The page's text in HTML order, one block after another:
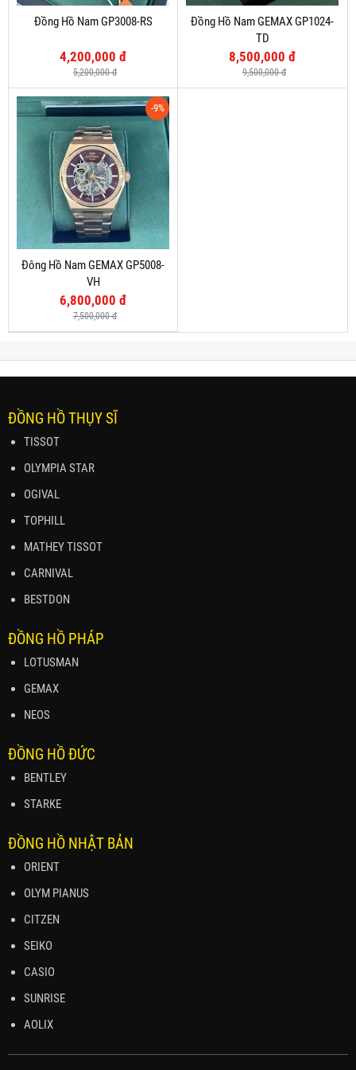
Đồng Hồ Nam GP3008-RS
4,200,000 đ
5,200,000 đ
Đồng Hồ Nam GEMAX GP1024-
TD
8,500,000 đ
9,500,000 đ
-9%
Đông Hồ Nam GEMAX GP5008-
VH
6,800,000 đ
7,500,000 đ
ĐỒNG HỒ THỤY SĨ
TISSOT
OLYMPIA STAR
OGIVAL
TOPHILL
MATHEY TISSOT
CARNIVAL
BESTDON
ĐỒNG HỒ PHÁP
LOTUSMAN
GEMAX
NEOS
ĐỒNG HỒ ĐỨC
BENTLEY
STARKE
ĐỒNG HỒ NHẬT BẢN
ORIENT
OLYM PIANUS
CITZEN
SEIKO
CASIO
SUNRISE
AOLIX